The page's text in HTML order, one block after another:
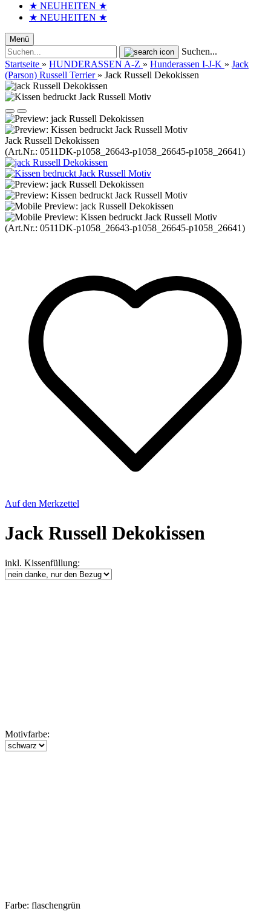
★ NEUHEITEN ★
★ NEUHEITEN ★
Menü
Suchen...
Startseite » HUNDERASSEN A-Z » Hunderassen I-J-K » Jack
(Parson) Russell Terrier » Jack Russell Dekokissen
Jack Russell Dekokissen
(Art.Nr.: 0511DK-p1058_26643-p1058_26645-p1058_26641)
(Art.Nr.: 0511DK-p1058_26643-p1058_26645-p1058_26641)
Auf den Merkzettel
Jack Russell Dekokissen
inkl. Kissenfüllung:
Motivfarbe:
Farbe: flaschengrün